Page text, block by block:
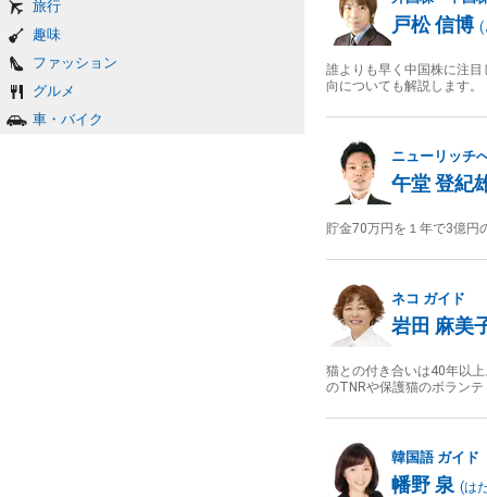
旅行
趣味
ファッション
グルメ
車・バイク
戸松 信博 (
誰よりも早く中国株に注
向についても解説します。
ニューリッチ
午堂 登紀
貯金70万円を１年で3億円
ネコ ガイド
岩田 麻美
猫との付き合いは40年以
のTNRや保護猫のボラン
韓国語ガイド
幡野 泉 (は